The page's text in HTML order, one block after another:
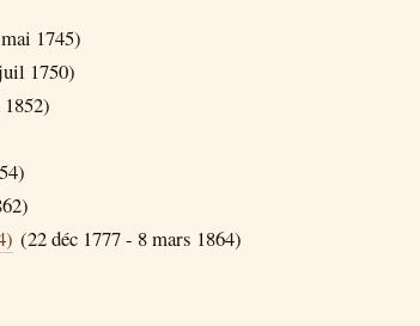
1745)
1750)
(22 déc 1777 - 8 mars 1864)